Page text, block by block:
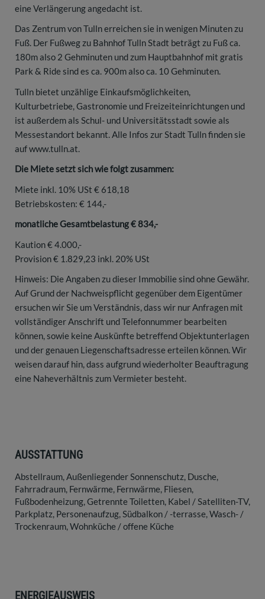
eine Verlängerung angedacht ist.
Das Zentrum von Tulln erreichen sie in wenigen Minuten zu
Fuß. Der Fußweg zu Bahnhof Tulln Stadt beträgt zu Fuß ca.
180m also 2 Gehminuten und zum Hauptbahnhof mit gratis
Park & Ride sind es ca. 900m also ca. 10 Gehminuten.
Tulln bietet unzählige Einkaufsmöglichkeiten,
Kulturbetriebe, Gastronomie und Freizeiteinrichtungen und
ist außerdem als Schul- und Universitätsstadt sowie als
Messestandort bekannt. Alle Infos zur Stadt Tulln finden sie
auf www.tulln.at.
Die Miete setzt sich wie folgt zusammen:
Miete inkl. 10% USt € 618,18
Betriebskosten: € 144,-
monatliche Gesamtbelastung € 834,-
Kaution € 4.000,-
Provision € 1.829,23 inkl. 20% USt
Hinweis: Die Angaben zu dieser Immobilie sind ohne Gewähr.
Auf Grund der Nachweispflicht gegenüber dem Eigentümer
ersuchen wir Sie um Verständnis, dass wir nur Anfragen mit
vollständiger Anschrift und Telefonnummer bearbeiten
können, sowie keine Auskünfte betreffend Objektunterlagen
und der genauen Liegenschaftsadresse erteilen können. Wir
weisen darauf hin, dass aufgrund wiederholter Beauftragung
eine Naheverhältnis zum Vermieter besteht.
AUSSTATTUNG
Abstellraum Außenliegender Sonnenschutz Dusche
Fahrradraum Fernwärme Fernwärme Fliesen
Fußbodenheizung Getrennte Toiletten Kabel / Satelliten-TV
Parkplatz Personenaufzug Südbalkon / -terrasse Wasch- /
Trockenraum Wohnküche / offene Küche
ENERGIEAUSWEIS